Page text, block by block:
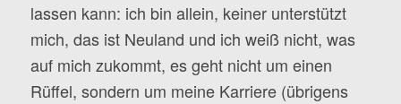
lassen kann: ich bin allein, keiner unterstützt
mich, das ist Neuland und ich weiß nicht, was
auf mich zukommt, es geht nicht um einen
Rüffel, sondern um meine Karriere (übrigens